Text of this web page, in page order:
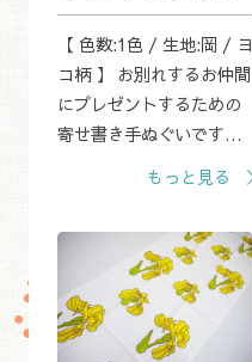
【 色数:1色 / 生地:岡 / ヨ
コ柄 】 お別れするお仲間
にプレゼントするための
寄せ書き手ぬぐいです。
ッセージとイラストが入
育園、学校の卒業記念
や、サークル活...
もっと見る